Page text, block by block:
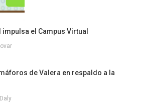
el Campus Virtual
de Valera en respaldo a la